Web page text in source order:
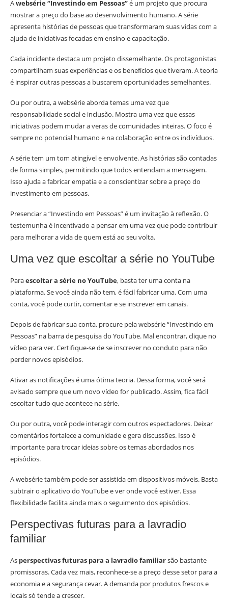
Awebsérie “Investindo em Pessoas”é um projeto que procura
mostrar a preço do base ao desenvolvimento humano. A série
apresenta histórias de pessoas que transformaram suas vidas com a
ajuda de iniciativas focadas em ensino e capacitação.
Cada incidente destaca um projeto dissemelhante. Os protagonistas
compartilham suas experiências e os benefícios que tiveram. A teoria
é inspirar outras pessoas a buscarem oportunidades semelhantes.
Ou por outra, a websérie aborda temas uma vez que
responsabilidade social e inclusão. Mostra uma vez que essas
iniciativas podem mudar a veras de comunidades inteiras. O foco é
sempre no potencial humano e na colaboração entre os indivíduos.
A série tem um tom atingível e envolvente. As histórias são contadas
de forma simples, permitindo que todos entendam a mensagem.
Isso ajuda a fabricar empatia e a conscientizar sobre a preço do
investimento em pessoas.
Presenciar a “Investindo em Pessoas” é um invitação à reflexão. O
testemunha é incentivado a pensar em uma vez que pode contribuir
para melhorar a vida de quem está ao seu volta.
Uma vez que escoltar a série no YouTube
Paraescoltar a série no YouTube, basta ter uma conta na
plataforma. Se você ainda não tem, é fácil fabricar uma. Com uma
conta, você pode curtir, comentar e se inscrever em canais.
Depois de fabricar sua conta, procure pela websérie “Investindo em
Pessoas” na barra de pesquisa do YouTube. Mal encontrar, clique no
vídeo para ver. Certifique-se de se inscrever no conduto para não
perder novos episódios.
Ativar as notificações é uma ótima teoria. Dessa forma, você será
avisado sempre que um novo vídeo for publicado. Assim, fica fácil
escoltar tudo que acontece na série.
Ou por outra, você pode interagir com outros espectadores. Deixar
comentários fortalece a comunidade e gera discussões. Isso é
importante para trocar ideias sobre os temas abordados nos
episódios.
A websérie também pode ser assistida em dispositivos móveis. Basta
subtrair o aplicativo do YouTube e ver onde você estiver. Essa
flexibilidade facilita ainda mais o seguimento dos episódios.
Perspectivas futuras para a lavradio
familiar
As perspectivas futuras para a lavradio familiarsão bastante
promissoras. Cada vez mais, reconhece-se a preço desse setor para a
economia e a segurança cevar. A demanda por produtos frescos e
locais só tende a crescer.